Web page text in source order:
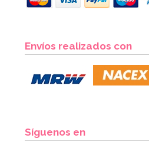
7,20€
Envíos realizados con
Síguenos en